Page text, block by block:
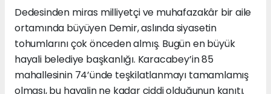
Dedesinden miras milliyetçi ve muhafazakâr bir aile
ortamında büyüyen Demir, aslında siyasetin
tohumlarını çok önceden almış. Bugün en büyük
hayali belediye başkanlığı. Karacabey’in 85
mahallesinin 74’ünde teşkilatlanmayı tamamlamış
olması, bu hayalin ne kadar ciddi olduğunun kanıtı.